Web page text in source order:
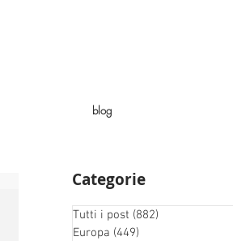
blog
Categorie
Tutti i post (882)
Europa (449)